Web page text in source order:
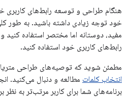
هنگام طراحی و توسعه رابط‌های کاربری
خود توجه زیادی داشته باشید. به طور
مفید، دوستانه اما مختصر استفاده
رابط‌های کاربری خود استفاده کنید.
مطمئن شوید که توصیه‌های طراحی
انتخاب کلمات مطالعه و دنبال می‌کنید.
برنامه‌های شما برای کاربر مرتب‌تر به